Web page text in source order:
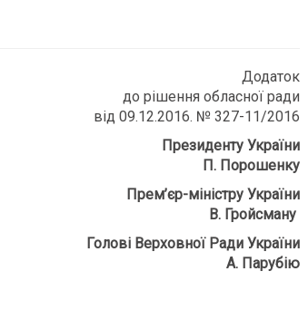
Додаток
до рішення обласної ради
від 09.12.2016. № 327-11/2016
Президенту України
П. Порошенку
Прем’єр-міністру України
В. Гройсману
Голові Верховної Ради України
А. Парубію